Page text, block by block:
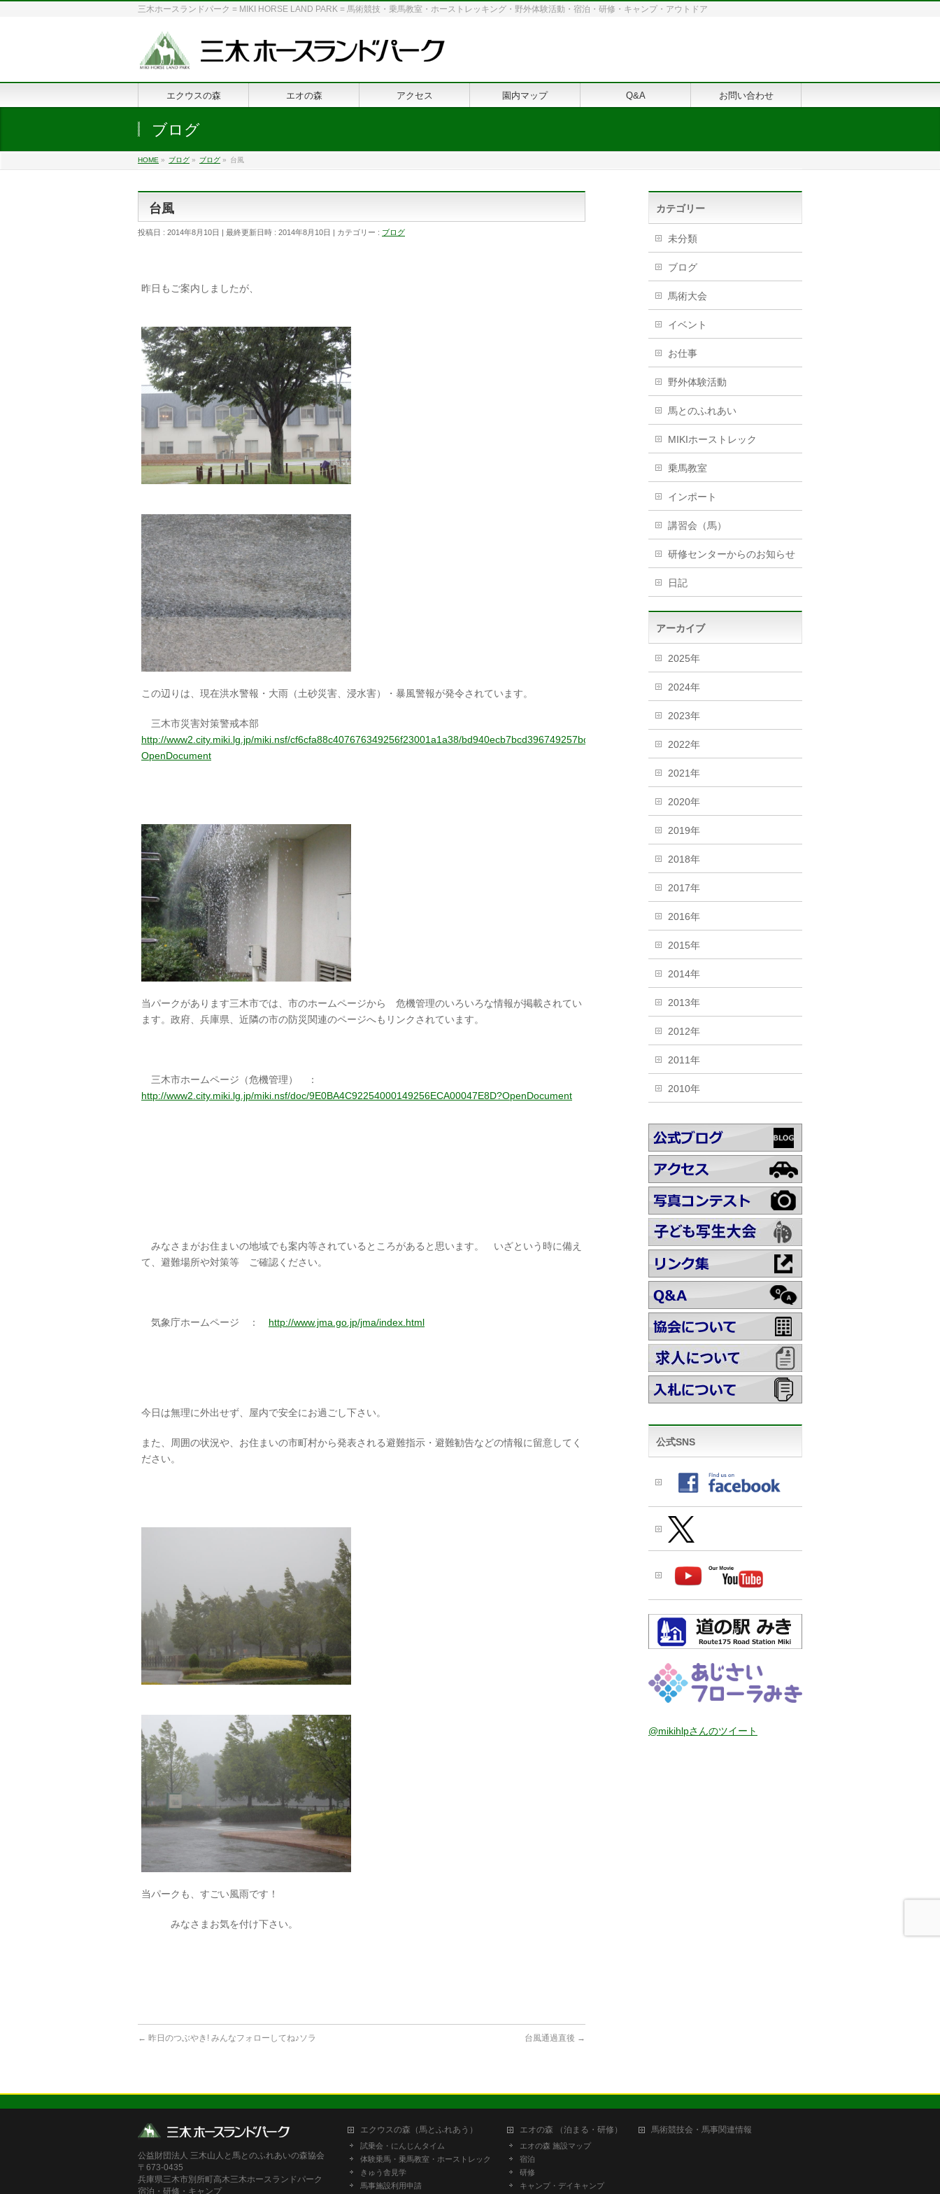
三木ホースランドパーク = MIKI HORSE LAND PARK = 馬術競技・乗馬教室・ホーストレッキング・野外体験活動・宿泊・研修・キャンプ・アウトドア
エクウスの森 エオの森 アクセス 園内マップ Q&A お問い合わせ
ブログ
HOME » ブログ » ブログ » 台風
台風
投稿日 : 2014年8月10日 最終更新日時 : 2014年8月10日 カテゴリー : ブログ
昨日もご案内しましたが、
この辺りは、現在洪水警報・大雨（土砂災害、浸水害）・暴風警報が発令されています。
三木市災害対策警戒本部
http://www2.city.miki.lg.jp/miki.nsf/cf6cfa88c407676349256f23001a1a38/bd940ecb7bcd396749257bdc0019e03f?
OpenDocument
当パークがあります三木市では、市のホームページから 危機管理のいろいろな情報が掲載されてい
ます。政府、兵庫県、近隣の市の防災関連のページへもリンクされています。
三木市ホームページ（危機管理） ：
http://www2.city.miki.lg.jp/miki.nsf/doc/9E0BA4C92254000149256ECA00047E8D?OpenDocument
みなさまがお住まいの地域でも案内等されているところがあると思います。 いざという時に備え
て、避難場所や対策等 ご確認ください。
気象庁ホームページ ： http://www.jma.go.jp/jma/index.html
今日は無理に外出せず、屋内で安全にお過ごし下さい。
また、周囲の状況や、お住まいの市町村から発表される避難指示・避難勧告などの情報に留意してく
ださい。
当パークも、すごい風雨です！
みなさまお気を付け下さい。
← 昨日のつぶやき! みんなフォローしてね♪ソラ 台風通過直後 →
カテゴリー
未分類
ブログ
馬術大会
イベント
お仕事
野外体験活動
馬とのふれあい
MIKIホーストレック
乗馬教室
インポート
講習会（馬）
研修センターからのお知らせ
日記
アーカイブ
2025年
2024年
2023年
2022年
2021年
2020年
2019年
2018年
2017年
2016年
2015年
2014年
2013年
2012年
2011年
2010年
公式SNS
@mikihlpさんのツイート
公益財団法人 三木山人と馬とのふれあいの森協会
〒673-0435
兵庫県三木市別所町高木三木ホースランドパーク
宿泊・研修・キャンプ
エクウスの森（馬とふれあう）
試乗会・にんじんタイム
体験乗馬・乗馬教室・ホーストレック
きゅう舎見学
馬事施設利用申請
エオの森 （泊まる・研修）
エオの森 施設マップ
宿泊
研修
キャンプ・デイキャンプ
馬術競技会・馬事関連情報